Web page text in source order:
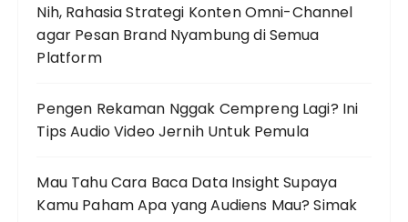
Nih, Rahasia Strategi Konten Omni-Channel
agar Pesan Brand Nyambung di Semua
Platform
Pengen Rekaman Nggak Cempreng Lagi? Ini
Tips Audio Video Jernih Untuk Pemula
Mau Tahu Cara Baca Data Insight Supaya
Kamu Paham Apa yang Audiens Mau? Simak